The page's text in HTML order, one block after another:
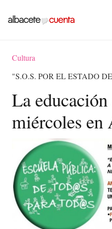
Cultura
"S.O.S. POR EL ESTADO
La educación
miércoles en